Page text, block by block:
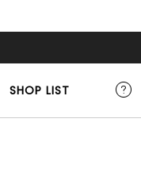
SHOP LIST